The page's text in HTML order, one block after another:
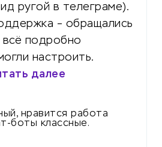
ругой в телеграме).
– обращались
всё подробно
настроить.
далее
нравится работа
боты классные.